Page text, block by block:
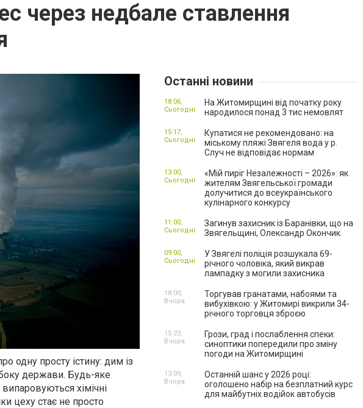
через недбале ставлення
одну просту істину: дим із
держави. Будь-яке
хімічні
цеху стає не просто
Останні новини
На Житомирщині від початку року
народилося понад 3 тис немовлят
18:06,
Сьогодні
Купатися не рекомендовано: на
міському пляжі Звягеля вода у р.
Случ не відповідає нормам
15:17,
Сьогодні
«Мій пиріг Незалежності – 2026»: як
жителям Звягельської громади
долучитися до всеукраїнського
кулінарного конкурсу
13:00,
Сьогодні
Загинув захисник із Баранівки, що на
Звягельщині, Олександр Окончик
11:00,
Сьогодні
У Звягелі поліція розшукала 69-
річного чоловіка, який викрав
лампадку з могили захисника
09:00,
Сьогодні
Торгував гранатами, набоями та
вибухівкою: у Житомирі викрили 34-
річного торговця зброєю
18:00,
Вчора
Грози, град і послаблення спеки:
синоптики попередили про зміну
погоди на Житомирщині
15:23,
Вчора
Останній шанс у 2026 році:
оголошено набір на безплатний курс
для майбутніх водійок автобусів
13:09,
Вчора